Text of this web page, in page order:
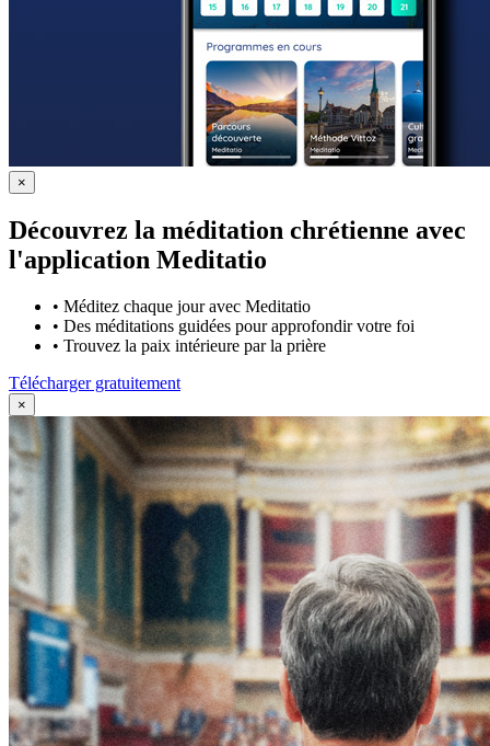
×
Découvrez la méditation chrétienne avec
l'application Meditatio
• Méditez chaque jour avec Meditatio
• Des méditations guidées pour approfondir votre foi
• Trouvez la paix intérieure par la prière
Télécharger gratuitement
×